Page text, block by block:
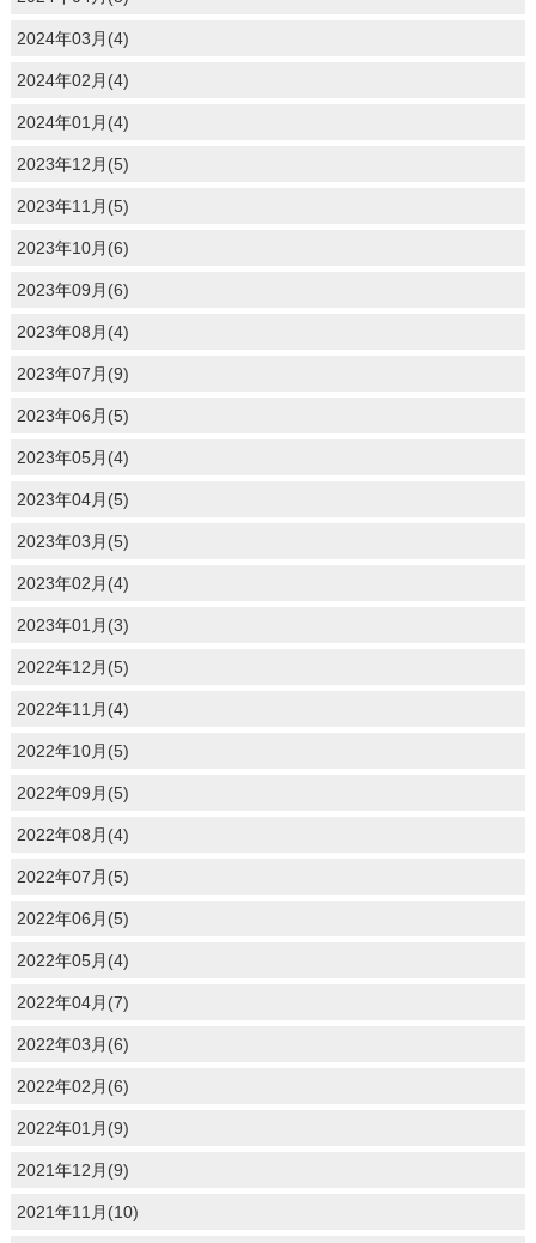
2024年03月(4)
2024年02月(4)
2024年01月(4)
2023年12月(5)
2023年11月(5)
2023年10月(6)
2023年09月(6)
2023年08月(4)
2023年07月(9)
2023年06月(5)
2023年05月(4)
2023年04月(5)
2023年03月(5)
2023年02月(4)
2023年01月(3)
2022年12月(5)
2022年11月(4)
2022年10月(5)
2022年09月(5)
2022年08月(4)
2022年07月(5)
2022年06月(5)
2022年05月(4)
2022年04月(7)
2022年03月(6)
2022年02月(6)
2022年01月(9)
2021年12月(9)
2021年11月(10)